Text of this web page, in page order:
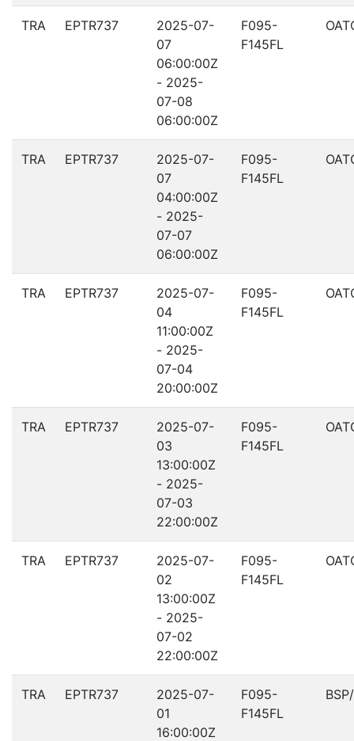
TRA EPTR737
2025-07-
07
06:00:00Z
- 2025-
07-08
06:00:00Z
F095-
F145FL
TRA EPTR737
2025-07-
07
04:00:00Z
- 2025-
07-07
06:00:00Z
F095-
F145FL
TRA EPTR737
2025-07-
04
11:00:00Z
- 2025-
07-04
20:00:00Z
F095-
F145FL
TRA EPTR737
2025-07-
03
13:00:00Z
- 2025-
07-03
22:00:00Z
F095-
F145FL
TRA EPTR737
2025-07-
02
13:00:00Z
- 2025-
07-02
22:00:00Z
F095-
F145FL
TRA EPTR737
2025-07-
01
16:00:00Z
F095-
F145FL